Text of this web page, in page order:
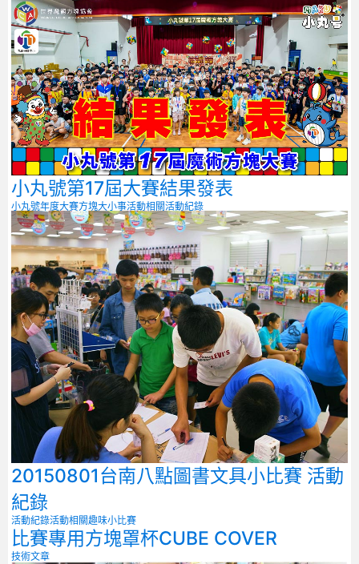
小丸號第17屆大賽結果發表
小丸號年度大賽方塊大小事活動相關活動紀錄
20150801台南八點圖書文具小比賽 活動
紀錄
活動紀錄活動相關趣味小比賽
比賽專用方塊罩杯CUBE COVER
技術文章